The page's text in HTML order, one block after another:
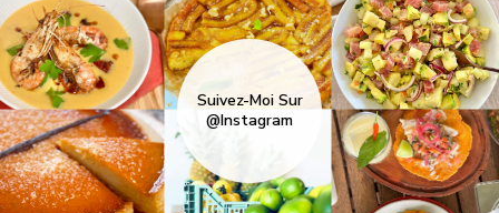
Suivez-Moi Sur
@Instagram